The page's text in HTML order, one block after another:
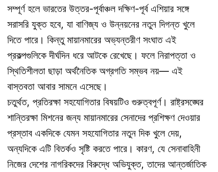
সম্পূর্ণ হলে ভারতের উত্তর-পূর্বাঞ্চল দক্ষিণ-পূর্ব এশিয়ার সঙ্গে
সরাসরি যুক্ত হবে, যা বাণিজ্য ও উন্নয়নের নতুন দিগন্ত খুলে
দিতে পারে। কিন্তু মায়ানমারের অভ্যন্তরীণ সংঘাত এই
প্রকল্পগুলিকে দীর্ঘদিন ধরে আটকে রেখেছে। ফলে নিরাপত্তা ও
স্থিতিশীলতা ছাড়া অর্থনৈতিক অগ্রগতি সম্ভব নয়— এই
বাস্তবতা আবার সামনে এসেছে।
চতুর্থত, প্রতিরক্ষা সহযোগিতার বিষয়টিও গুরুত্বপূর্ণ। রাষ্ট্রসঙ্ঘের
শান্তিরক্ষা মিশনের জন্য মায়ানমারের সেনাদের প্রশিক্ষণ দেওয়ার
প্রস্তাব একদিকে যেমন সহযোগিতার নতুন দিক খুলে দেয়,
অন্যদিকে এটি বিতর্কও সৃষ্টি করতে পারে। কারণ, যে সেনাবাহিনী
নিজের দেশের নাগরিকদের বিরুদ্ধে অভিযুক্ত, তাদের আন্তর্জাতিক